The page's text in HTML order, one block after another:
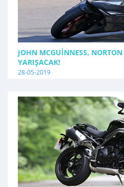
JOHN MCGUINNESS,
YARIŞACAK!
28-05-2019